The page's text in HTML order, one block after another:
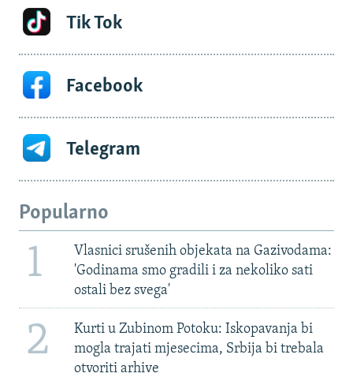
Tik Tok
Facebook
Telegram
Popularno
1
Vlasnici srušenih objekata na Gazivodama:
'Godinama smo gradili i za nekoliko sati
ostali bez svega'
2
Kurti u Zubinom Potoku: Iskopavanja bi
mogla trajati mjesecima, Srbija bi trebala
otvoriti arhive